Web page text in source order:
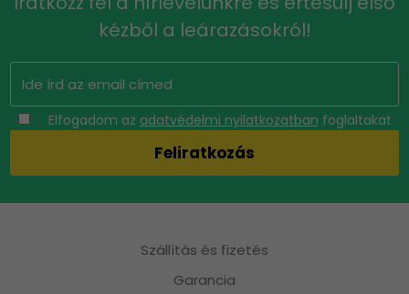
kézből a leárazásokról!
Elfogadom az adatvédelmi nyilatkozatban foglaltakat
Szállítás és fizetés
Garancia